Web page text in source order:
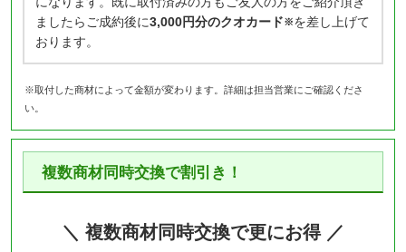
ましたらご成約後に3,000円分のクオカード※を差し上げて
おります。
※取付した商材によって金額が変わります。詳細は担当営業にご確認くださ
い。
複数商材同時交換で割引き！
＼ 複数商材同時交換で更にお得 ／